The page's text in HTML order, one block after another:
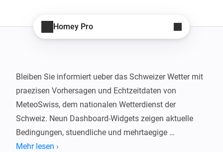
Homey Pro
Bleiben Sie informiert ueber das Schweizer Wetter mit
praezisen Vorhersagen und Echtzeitdaten von
MeteoSwiss, dem nationalen Wetterdienst der
Schweiz. Neun Dashboard-Widgets zeigen aktuelle
Bedingungen, stuendliche und mehrtaegige
Vorhersagen, Wetterkarten mit animiertem Radar und
Mehr lesen ›